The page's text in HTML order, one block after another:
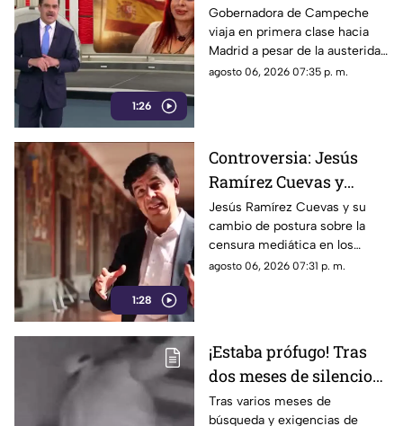
1:26
Gobernadora Layda
Sansores viaja en
primera clase hacia
Madrid
Gobernadora de Campeche
viaja en primera clase hacia
Madrid a pesar de la austeridad
republicana.
agosto 06, 2026 07:35 p. m.
1:28
Controversia: Jesús
Ramírez Cuevas y
Censura a los Medios
de Comunicación
Jesús Ramírez Cuevas y su
cambio de postura sobre la
censura mediática en los
medios de comunicación.
agosto 06, 2026 07:31 p. m.
¡Estaba prófugo! Tras
dos meses de silencio
detuvieron a Jorge "N",
Tras varios meses de
búsqueda y exigencias de